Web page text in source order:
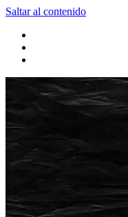
Saltar al contenido